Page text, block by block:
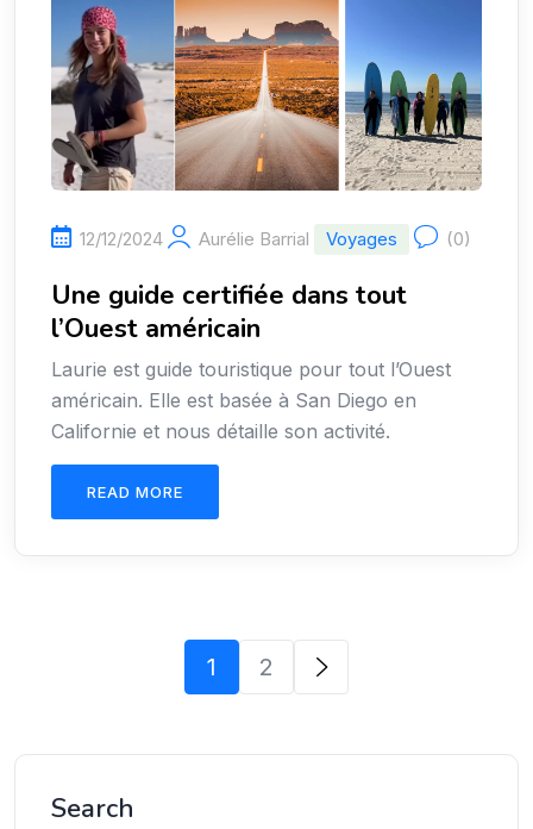
12/12/2024 Aurélie Barrial Voyages (0)
Une guide certifiée dans tout
l’Ouest américain
Laurie est guide touristique pour tout l’Ouest
américain. Elle est basée à San Diego en
Californie et nous détaille son activité.
READ MORE
1 2
Search